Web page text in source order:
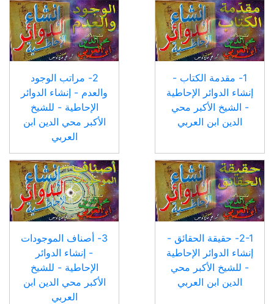
1- مقدمة الكتاب -
إنشاء الدوائر الإحاطية
- الشيخ الأكبر محي
الدين ابن العربي
2- مراتب الوجود
والعدم - إنشاء الدوائر
الإحاطية - للشيخ
الأكبر محي الدين ابن
العربي
2-1- حقيقة الحقائق -
إنشاء الدوائر الإحاطية
- للشيخ الأكبر محي
الدين ابن العربي
3- أصناف الموجودات
- إنشاء الدوائر
الإحاطية - للشيخ
الأكبر محي الدين ابن
العربي